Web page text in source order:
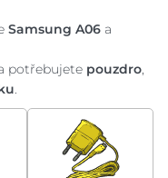
Samsung A06a
potřebujetepouzdro,
.